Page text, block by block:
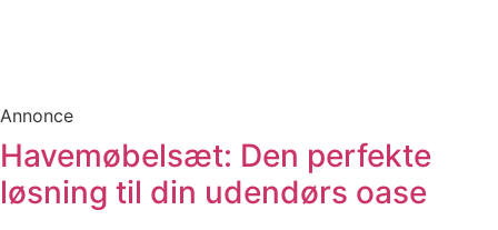
Annonce
Havemøbelsæt: Den perfekte
løsning til din udendørs oase